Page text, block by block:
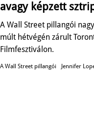
avagy képzett
A Wall Street pillangói
múlt hétvégén zárult
Filmfesztiválon.
A Wall Street pillangói Jennifer